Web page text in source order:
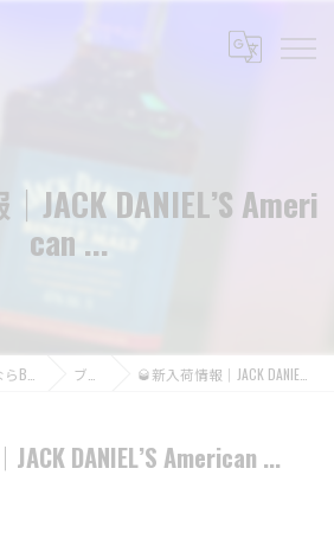
JACK DANIEL’S Ameri
can ...
ブログ 🥃新入荷情報｜JACK DANIEL’S American ...
DANIEL’S American ...